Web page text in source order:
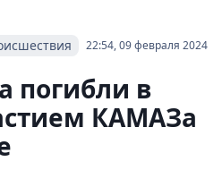
22:54, 09 февраля 2024
погибли в
КАМАЗа